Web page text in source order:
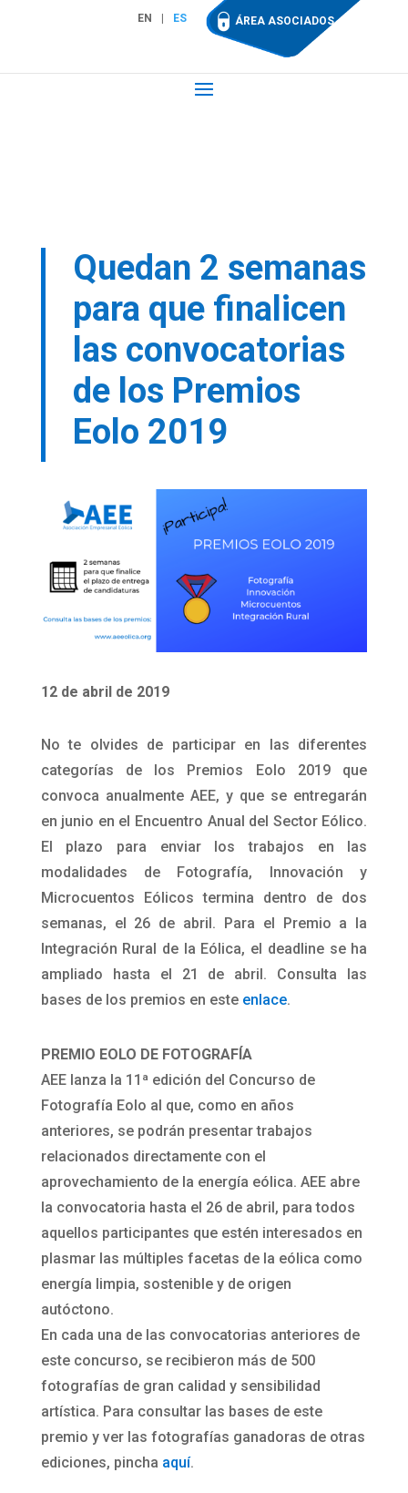
EN ES ÁREA ASOCIADOS
Quedan 2 semanas
para que finalicen
las convocatorias
de los Premios
Eolo 2019
12 de abril de 2019
No te olvides de participar en las diferentes
categorías de los Premios Eolo 2019 que
convoca anualmente AEE, y que se entregarán
en junio en el Encuentro Anual del Sector Eólico.
El plazo para enviar los trabajos en las
modalidades de Fotografía, Innovación y
Microcuentos Eólicos termina dentro de dos
semanas, el 26 de abril. Para el Premio a la
Integración Rural de la Eólica, el deadline se ha
ampliado hasta el 21 de abril. Consulta las
bases de los premios en este enlace.
PREMIO EOLO DE FOTOGRAFÍA
AEE lanza la 11ª edición del Concurso de
Fotografía Eolo al que, como en años
anteriores, se podrán presentar trabajos
relacionados directamente con el
aprovechamiento de la energía eólica. AEE abre
la convocatoria hasta el 26 de abril, para todos
aquellos participantes que estén interesados en
plasmar las múltiples facetas de la eólica como
energía limpia, sostenible y de origen
autóctono.
En cada una de las convocatorias anteriores de
este concurso, se recibieron más de 500
fotografías de gran calidad y sensibilidad
artística. Para consultar las bases de este
premio y ver las fotografías ganadoras de otras
ediciones, pincha aquí.